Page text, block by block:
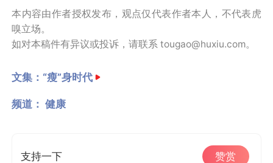
本内容由作者授权发布，观点仅代表作者本人，不代表虎
嗅立场。
如对本稿件有异议或投诉，请联系 tougao@huxiu.com。
文集： “瘦”身时代
频道： 健康
支持一下 赞赏